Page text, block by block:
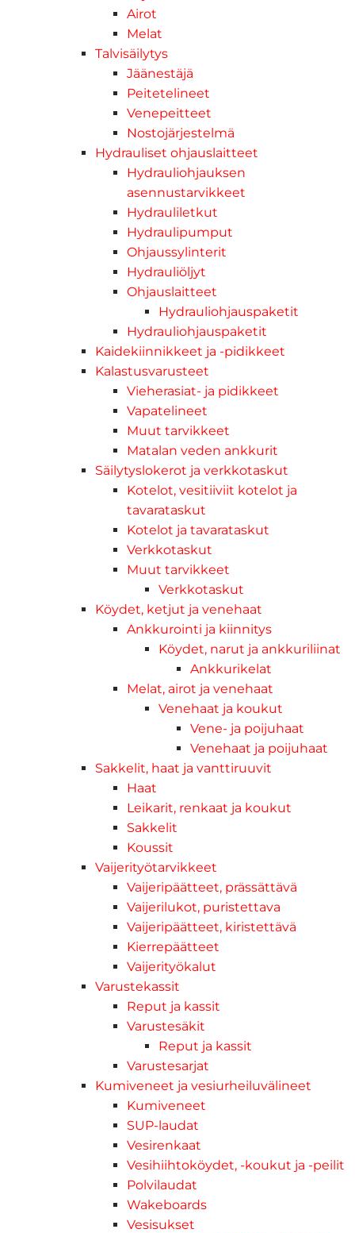
Airot
Melat
Talvisäilytys
Jäänestäjä
Peitetelineet
Venepeitteet
Nostojärjestelmä
Hydrauliset ohjauslaitteet
Hydrauliohjauksen
asennustarvikkeet
Hydrauliletkut
Hydraulipumput
Ohjaussylinterit
Hydrauliöljyt
Ohjauslaitteet
Hydrauliohjauspaketit
Hydrauliohjauspaketit
Kaidekiinnikkeet ja -pidikkeet
Kalastusvarusteet
Vieherasiat- ja pidikkeet
Vapatelineet
Muut tarvikkeet
Matalan veden ankkurit
Säilytyslokerot ja verkkotaskut
Kotelot, vesitiiviit kotelot ja
tavarataskut
Kotelot ja tavarataskut
Verkkotaskut
Muut tarvikkeet
Verkkotaskut
Köydet, ketjut ja venehaat
Ankkurointi ja kiinnitys
Köydet, narut ja ankkuriliinat
Ankkurikelat
Melat, airot ja venehaat
Venehaat ja koukut
Vene- ja poijuhaat
Venehaat ja poijuhaat
Sakkelit, haat ja vanttiruuvit
Haat
Leikarit, renkaat ja koukut
Sakkelit
Koussit
Vaijerityötarvikkeet
Vaijeripäätteet, prässättävä
Vaijerilukot, puristettava
Vaijeripäätteet, kiristettävä
Kierrepäätteet
Vaijerityökalut
Varustekassit
Reput ja kassit
Varustesäkit
Reput ja kassit
Varustesarjat
Kumiveneet ja vesiurheiluvälineet
Kumiveneet
SUP-laudat
Vesirenkaat
Vesihiihtoköydet, -koukut ja -peilit
Polvilaudat
Wakeboards
Vesisukset